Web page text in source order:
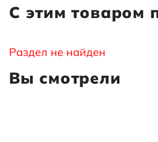
С этим товаром
Раздел не найден
Вы смотрели